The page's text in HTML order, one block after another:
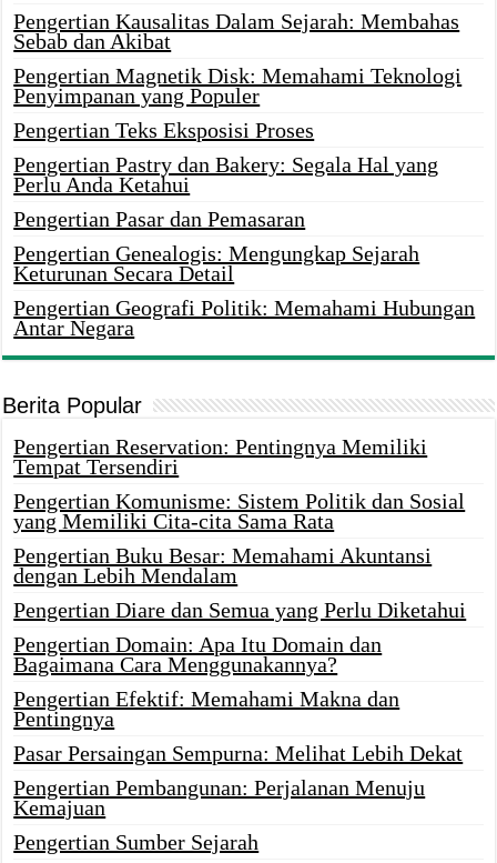
Pengertian Kausalitas Dalam Sejarah: Membahas
Sebab dan Akibat
Pengertian Magnetik Disk: Memahami Teknologi
Penyimpanan yang Populer
Pengertian Teks Eksposisi Proses
Pengertian Pastry dan Bakery: Segala Hal yang
Perlu Anda Ketahui
Pengertian Pasar dan Pemasaran
Pengertian Genealogis: Mengungkap Sejarah
Keturunan Secara Detail
Pengertian Geografi Politik: Memahami Hubungan
Antar Negara
Berita Popular
Pengertian Reservation: Pentingnya Memiliki
Tempat Tersendiri
Pengertian Komunisme: Sistem Politik dan Sosial
yang Memiliki Cita-cita Sama Rata
Pengertian Buku Besar: Memahami Akuntansi
dengan Lebih Mendalam
Pengertian Diare dan Semua yang Perlu Diketahui
Pengertian Domain: Apa Itu Domain dan
Bagaimana Cara Menggunakannya?
Pengertian Efektif: Memahami Makna dan
Pentingnya
Pasar Persaingan Sempurna: Melihat Lebih Dekat
Pengertian Pembangunan: Perjalanan Menuju
Kemajuan
Pengertian Sumber Sejarah